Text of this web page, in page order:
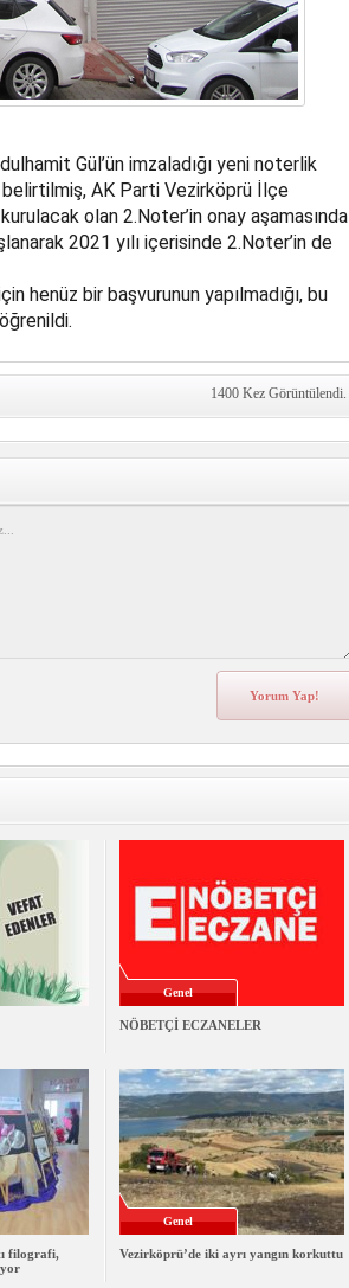
Gül’ün imzaladığı yeni noterlik
AK Parti Vezirköprü İlçe
olan 2.Noter’in onay aşamasında
2021 yılı içerisinde 2.Noter’in de
henüz bir başvurunun yapılmadığı, bu
1400 Kez Görüntülendi.
Genel
NÖBETÇİ ECZANELER
filografi,
Genel
Vezirköprü’de iki ayrı yangın korkuttu